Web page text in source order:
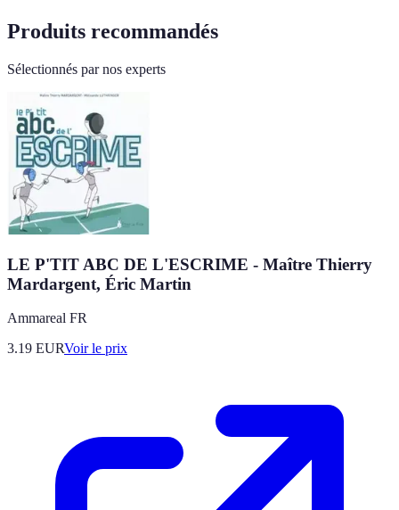
Produits recommandés
Sélectionnés par nos experts
LE P'TIT ABC DE L'ESCRIME - Maître Thierry
Mardargent, Éric Martin
Ammareal FR
3.19 EURVoir le prix